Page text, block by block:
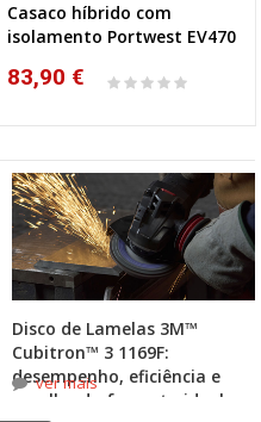
Casaco híbrido com
isolamento Portwest EV470
83,90 €
Disco de Lamelas 3M™
Cubitron™ 3 1169F:
desempenho, eficiência e
escolha do formato ideal
ver mais